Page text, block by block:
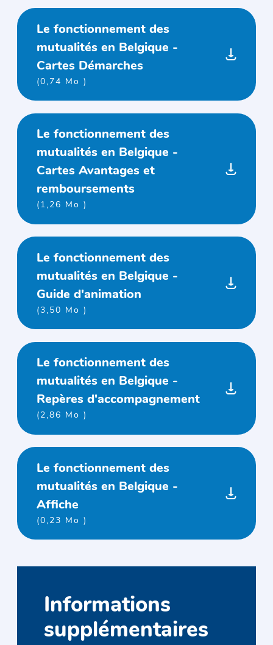
Le fonctionnement des
mutualités en Belgique -
Cartes Démarches
(0,74 Mo )
Le fonctionnement des
mutualités en Belgique -
Cartes Avantages et
remboursements
(1,26 Mo )
Le fonctionnement des
mutualités en Belgique -
Guide d'animation
(3,50 Mo )
Le fonctionnement des
mutualités en Belgique -
Repères d'accompagnement
(2,86 Mo )
Le fonctionnement des
mutualités en Belgique -
Affiche
(0,23 Mo )
Informations
supplémentaires